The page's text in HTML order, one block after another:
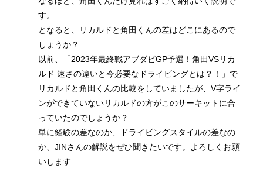
す。
となると、リカルドと角田くんの差はどこにあるので
しょうか？
以前、「2023年最終戦アブダビGP予選！角田VSリカ
ルド 速さの違いと今必要なドライビングとは？！」で
リカルドと角田くんの比較をしていましたが、V字ライ
ンができていないリカルドの方がこのサーキットに合
っていたのでしょうか？
単に経験の差なのか、ドライビングスタイルの差なの
か、JINさんの解説をぜひ聞きたいです。よろしくお願
いします